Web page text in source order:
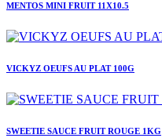
MENTOS MINI FRUIT 11X10.5
VICKYZ OEUFS AU PLAT 100G
SWEETIE SAUCE FRUIT ROUGE 1KG